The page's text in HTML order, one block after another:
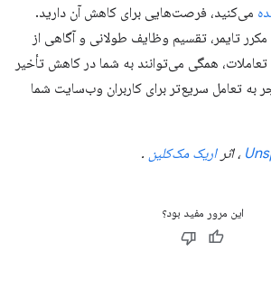
می‌کنید، فرصت‌هایی برای کاهش آن دارید.
مکرر تایمر، تقسیم وظایف طولانی و آگاهی از
همگی می‌توانند به شما در کاهش تأخیر
به تعامل سریع‌تر برای کاربران وب‌سایت شما
، اثراریک مک‌کلین .
این مرور مفید بود؟